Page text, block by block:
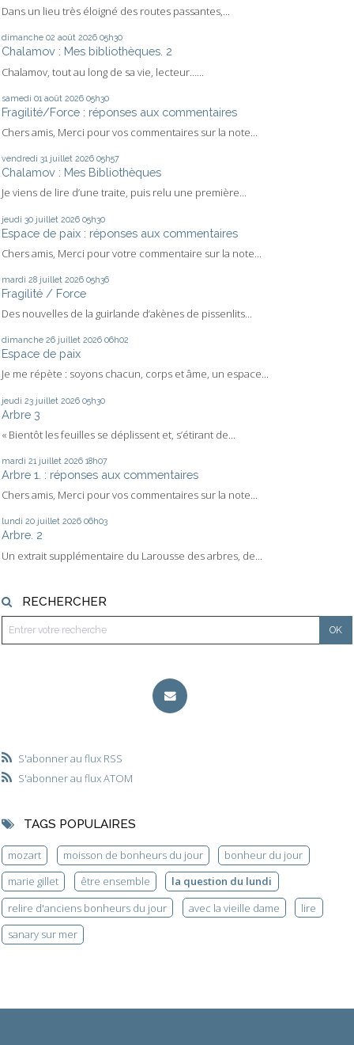
Dans un lieu très éloigné des routes passantes,...
dimanche 02 août 2026 05h30
Chalamov : Mes bibliothèques. 2
Chalamov, tout au long de sa vie, lecteur…...
samedi 01 août 2026 05h30
Fragilité/Force : réponses aux commentaires
Chers amis, Merci pour vos commentaires sur la note...
vendredi 31 juillet 2026 05h57
Chalamov : Mes Bibliothèques
Je viens de lire d’une traite, puis relu une première...
jeudi 30 juillet 2026 05h30
Espace de paix : réponses aux commentaires
Chers amis, Merci pour votre commentaire sur la note...
mardi 28 juillet 2026 05h36
Fragilité / Force
Des nouvelles de la guirlande d’akènes de pissenlits...
dimanche 26 juillet 2026 06h02
Espace de paix
Je me répète : soyons chacun, corps et âme, un espace...
jeudi 23 juillet 2026 05h30
Arbre 3
« Bientôt les feuilles se déplissent et, s’étirant de...
mardi 21 juillet 2026 18h07
Arbre 1. : réponses aux commentaires
Chers amis, Merci pour vos commentaires sur la note...
lundi 20 juillet 2026 06h03
Arbre. 2
Un extrait supplémentaire du Larousse des arbres, de...
RECHERCHER
S'abonner au flux RSS
S'abonner au flux ATOM
TAGS POPULAIRES
mozart moisson de bonheurs du jour
bonheur du jour
marie gillet
être ensemble
la question du lundi
relire d'anciens bonheurs du jour
avec la vieille dame
lire
sanary sur mer